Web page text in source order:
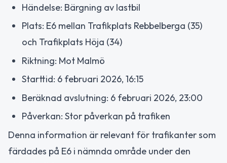
Händelse: Bärgning av lastbil
Plats: E6 mellan Trafikplats Rebbelberga (35)
och Trafikplats Höja (34)
Riktning: Mot Malmö
Starttid: 6 februari 2026, 16:15
Beräknad avslutning: 6 februari 2026, 23:00
Påverkan: Stor påverkan på trafiken
Denna information är relevant för trafikanter som
färdades på E6 i nämnda område under den